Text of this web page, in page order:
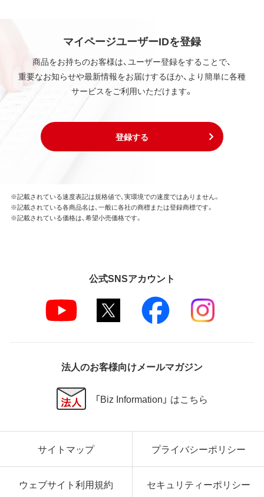
削除してはならないものとします。
第3条 使用制限
本ソフトウェアの用途は、購入商品またはその添付ソ
フトウェアとともに使用することのみとします。
り、逆アセンブル、逆コンパイル、リバースエンジニア
リング、その他の修正を本ソフトウェアに加えること
はできません。
第4条 保証
弊社は、データの消失、業務の中断、逸失利益、精神的
損害等を含め、本ソフトウェアの使用または使用不能
に起因する直接的、間接的、特別、偶発的、結果的、そ
の他いかなる損害にも、一切の責任を負いません。
本契約の締結により、お客様は下記事項に同意するも
のとします。
る可能性があることを認識の上、本ソフトウェアを輸
出または再輸出する場合は、上記の輸出管理関連法規
続きを行うこと。
マイページユーザーIDを登録
商品をお持ちのお客様は、ユーザー登録をすることで、
重要なお知らせや最新情報をお届けするほか、より簡単に各種
サービスをご利用いただけます。
登録する
※記載されている速度表記は規格値で、実環境での速度ではありません。
※記載されている各商品名は、一般に各社の商標または登録商標です。
※記載されている価格は、希望小売価格です。
公式SNSアカウント
法人のお客様向けメールマガジン
「Biz Information」 はこちら
サイトマップ プライバシーポリシー
ウェブサイト利用規約 セキュリティーポリシー